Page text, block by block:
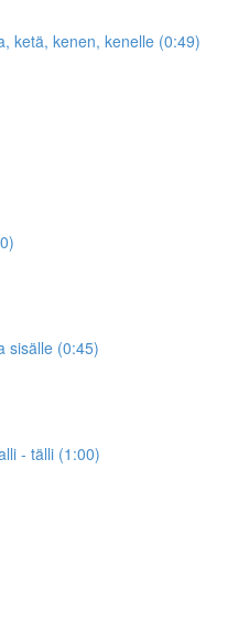
ketä, kenen, kenelle (0:49)
sisälle (0:45)
- tälli (1:00)